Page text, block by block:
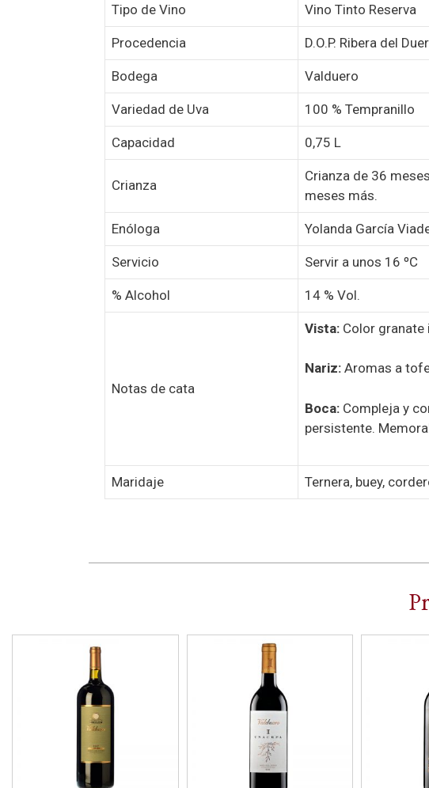
Tipo de Vino Vino Tinto Reserva
Procedencia D.O.P. Ribera del
Bodega Valduero
Variedad de Uva 100 % Tempranillo
Capacidad 0,75 L
Crianza
Crianza de 36
meses más.
Enóloga Yolanda García
Servicio Servir a unos 16 ºC
% Alcohol 14 % Vol.
Notas de cata
Vista: Color granate
Nariz: Aromas a
Boca: Compleja y
persistente.
Maridaje Ternera, buey,